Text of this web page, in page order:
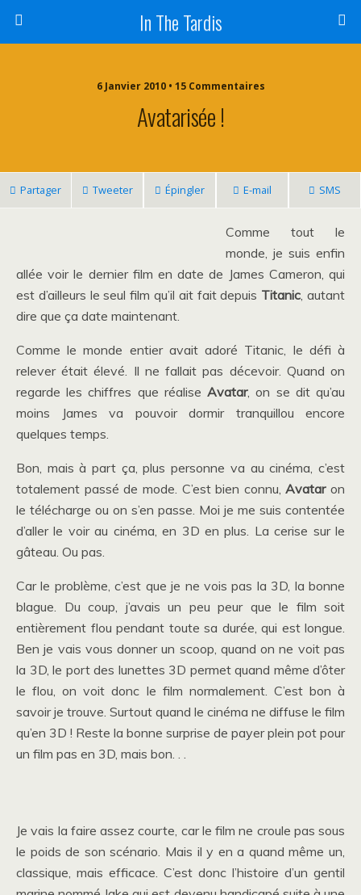
In The Tardis
6 Janvier 2010 • 15 Commentaires
Avatarisée !
Partager Tweeter Épingler E-mail SMS
Comme tout le
monde, je suis enfin
allée voir le dernier film en date de James Cameron, qui
est d’ailleurs le seul film qu’il ait fait depuis Titanic, autant
dire que ça date maintenant.
Comme le monde entier avait adoré Titanic, le défi à
relever était élevé. Il ne fallait pas décevoir. Quand on
regarde les chiffres que réaliseAvatar, on se dit qu’au
moins James va pouvoir dormir tranquillou encore
quelques temps.
Bon, mais à part ça, plus personne va au cinéma, c’est
totalement passé de mode. C’est bien connu,Avataron
le télécharge ou on s’en passe. Moi je me suis contentée
d’aller le voir au cinéma, en 3D en plus. La cerise sur le
gâteau. Ou pas.
Car le problème, c’est que je ne vois pas la 3D, la bonne
blague. Du coup, j’avais un peu peur que le film soit
entièrement flou pendant toute sa durée, qui est longue.
Ben je vais vous donner un scoop, quand on ne voit pas
la 3D, le port des lunettes 3D permet quand même d’ôter
le flou, on voit donc le film normalement. C’est bon à
savoir je trouve. Surtout quand le cinéma ne diffuse le film
qu’en 3D ! Reste la bonne surprise de payer plein pot pour
un film pas en 3D, mais bon. . .
Je vais la faire assez courte, car le film ne croule pas sous
le poids de son scénario. Mais il y en a quand même un,
classique, mais efficace. C’est donc l’histoire d’un gentil